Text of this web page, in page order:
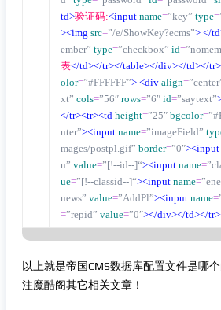
td>验证码:<input name=”key” type=
><img src=”/e/ShowKey?ecms”> </
ember” type=”checkbox” id=
表</td></tr></table></div></td></
olor=”#FFFFFF”> <div align=
xt” cols=”56″ rows=”6″ id=”saytext”
</tr><tr><td height=”25″ bgcolor=
nter”><input name=”imageField”
mages/postpl.gif” border=”0″><input
n” value=”[!--id--]“><input name=
ue=”[!--classid--]“><input name=
news” value=”AddPl”><input name=
=”repid” value=”0″></div></td></
以上就是帝国CMS数据库配置文件是哪
注魔酷阁其它相关文章！